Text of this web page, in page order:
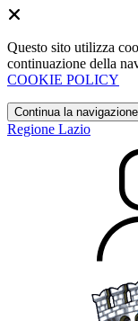
Questo sito utilizza
continuazione della
COOKIE POLICY
Continua la navigazione
Regione Lazio